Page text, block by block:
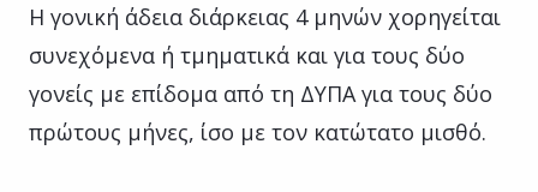
Η γονική άδεια διάρκειας 4 μηνών χορηγείται
συνεχόμενα ή τμηματικά και για τους δύο
γονείς με επίδομα από τη ΔΥΠΑ για τους δύο
πρώτους μήνες, ίσο με τον κατώτατο μισθό.